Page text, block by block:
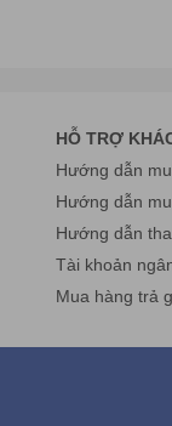
HỖ TRỢ
Hướng dẫn
Hướng dẫn
Hướng dẫn
Tài khoản
Mua hàng trả